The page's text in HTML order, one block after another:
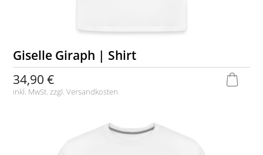
Giselle Giraph | Shirt
34,90 €
inkl. MwSt. zzgl.Versandkosten